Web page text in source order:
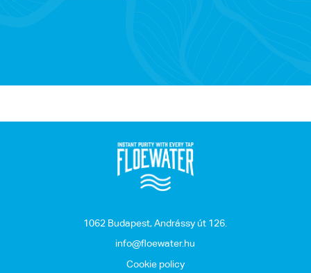
1062 Budapest, Andrássy út 126.
info@floewater.hu
Cookie policy